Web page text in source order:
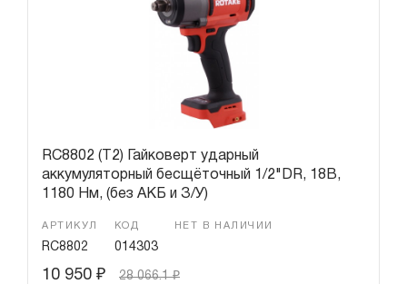
RC8802 (T2) Гайковерт ударный
аккумуляторный бесщёточный 1/2"DR, 18В,
1180 Нм, (без АКБ и З/У)
АРТИКУЛ
RC8802
КОД
014303
НЕТ В НАЛИЧИИ
10 950 ₽ 28 066.1₽